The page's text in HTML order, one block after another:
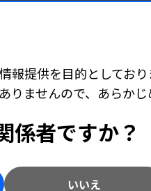
も提供を目的としており
ませんので、あらかじ
係者ですか？
いいえ